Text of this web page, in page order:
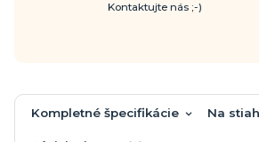
Kontaktujte nás ;-)
Kompletné špecifikácie Na